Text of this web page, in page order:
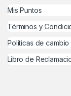
Mis Puntos
Términos y
Políticas de
Libro de